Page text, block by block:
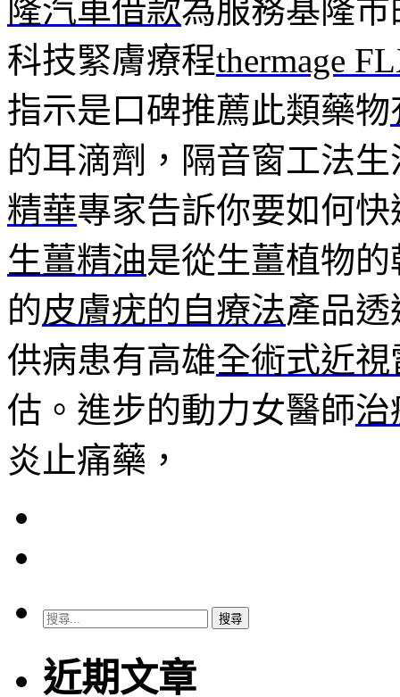
隆汽車借款為服務基隆
科技緊膚療程thermage
指示是口碑推薦此類藥物
的耳滴劑，隔音窗工法
精華專家告訴你要如何
生薑精油是從生薑植物
的皮膚疣的自療法產品
供病患有高雄全術式近視
估。進步的動力女醫師治
炎止痛藥，
搜
關
鍵
近期文章